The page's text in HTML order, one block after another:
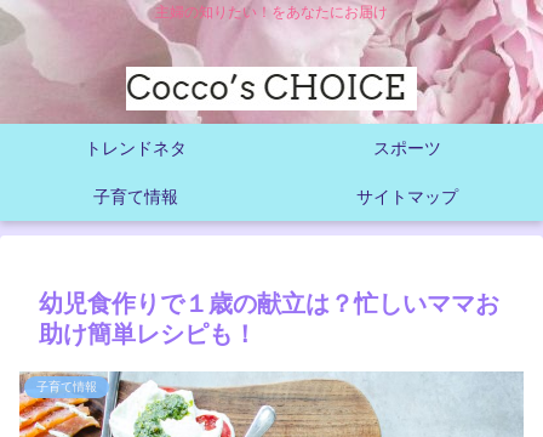
主婦の知りたい！をあなたにお届け
トレンドネタ スポーツ
子育て情報 サイトマップ
幼児食作りで１歳の献立は？忙しいママお
助け簡単レシピも！
子育て情報